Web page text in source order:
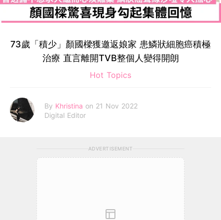
73歲「積少」顏國樑獲邀返娘家 患鱗狀細胞癌積極
治療 直言離開TVB整個人變得開朗
Hot Topics
By Khristina on 21 Nov 2022
Digital Editor
ADVERTISEMENT